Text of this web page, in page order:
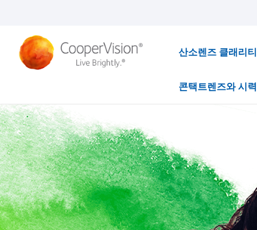
산소렌즈 클래리티
콘택트렌즈와 시력